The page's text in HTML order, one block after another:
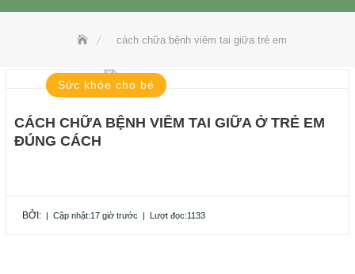
cách chữa bệnh viêm tai giữa trẻ em
Sức khỏe cho bé
CÁCH CHỮA BỆNH VIÊM TAI GIỮA Ở TRẺ EM
ĐÚNG CÁCH
BỞI: | Cập nhật:17 giờ trước | Lượt đọc:1133